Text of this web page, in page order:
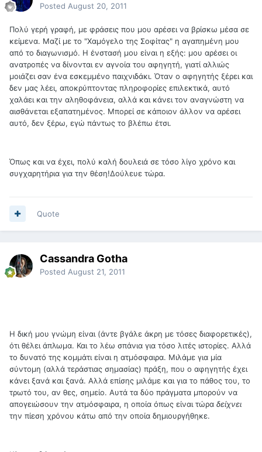
Posted August 20, 2011
Πολύ γερή γραφή, με φράσεις που μου αρέσει να βρίσκω μέσα σε
κείμενα. Μαζί με το "Χαμόγελο της Σοφίτας" η αγαπημένη μου
από το διαγωνισμό. Η ένστασή μου είναι η εξής: μου αρέσει οι
ανατροπές να δίνονται εν αγνοία του αφηγητή, γιατί αλλιώς
μοιάζει σαν ένα εσκεμμένο παιχνιδάκι. Όταν ο αφηγητής ξέρει και
δεν μας λέει, αποκρύπτοντας πληροφορίες επιλεκτικά, αυτό
χαλάει και την αληθοφάνεια, αλλά και κάνει τον αναγνώστη να
αισθάνεται εξαπατημένος. Μπορεί σε κάποιον άλλον να αρέσει
αυτό, δεν ξέρω, εγώ πάντως το βλέπω έτσι.
Όπως και να έχει, πολύ καλή δουλειά σε τόσο λίγο χρόνο και
συγχαρητήρια για την θέση!Δούλευε τώρα.
Quote
Cassandra Gotha
Posted August 21, 2011
Η δική μου γνώμη είναι (άντε βγάλε άκρη με τόσες διαφορετικές),
ότι θέλει άπλωμα. Και το λέω σπάνια για τόσο λιτές ιστορίες. Αλλά
το δυνατό της κομμάτι είναι η ατμόσφαιρα. Μιλάμε για μία
σύντομη (αλλά τεράστιας σημασίας) πράξη, που ο αφηγητής έχει
κάνει ξανά και ξανά. Αλλά επίσης μιλάμε και για το πάθος του, το
τρωτό του, αν θες, σημείο. Αυτά τα δύο πράγματα μπορούν να
απογειώσουν την ατμόσφαιρα, η οποία όπως είναι τώρα δείχνει
την πίεση χρόνου κάτω από την οποία δημιουργήθηκε.